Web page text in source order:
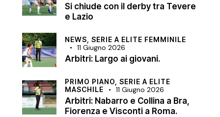
Si chiude con il derby tra Tevere
e Lazio
NEWS, SERIE A ELITE FEMMINILE
11 Giugno 2026
Arbitri: Largo ai giovani.
PRIMO PIANO, SERIE A ELITE
MASCHILE
11 Giugno 2026
Arbitri: Nabarro e Collina a Bra,
Fiorenza e Visconti a Roma.